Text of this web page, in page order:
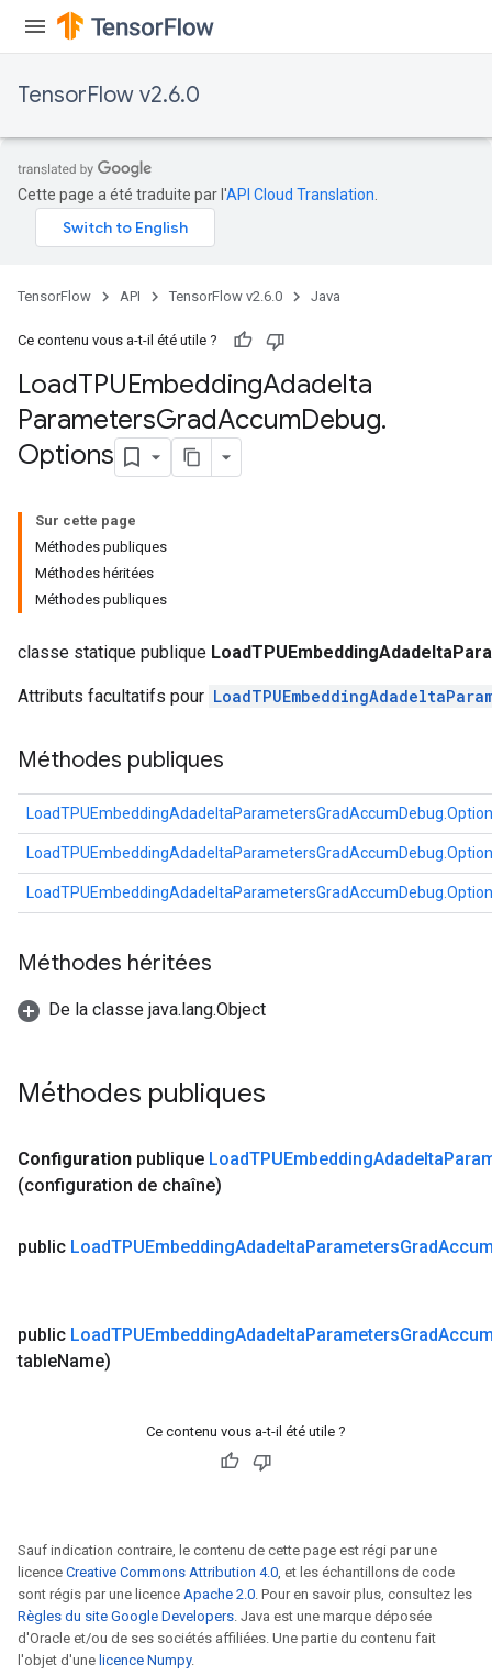
TensorFlow v2.6.0
Cette page a été traduite par l'API Cloud Translation
TensorFlow API TensorFlow v2.6.0 Java
Ce contenu vous a-t-il été utile ?
LoadTPUEmbeddingAdadelta
ParametersGradAccumDebug.
Options
Sur cette page
Méthodes publiques
Méthodes héritées
Méthodes publiques
classe statique publique
Attributs facultatifs pour
Méthodes publiques
Méthodes héritées
De la classe java.lang.Object
Méthodes publiques
Configuration publique LoadTPUEmbeddingAdadelta
(configuration de chaîne)
public LoadTPUEmbeddingAdadeltaParametersGrad
public LoadTPUEmbeddingAdadeltaParametersGrad
tableName)
Ce contenu vous a-t-il été utile ?
Sauf indication contraire, le contenu de cette page est régi par une
licence Creative Commons Attribution 4.0, et les échantillons de code
sont régis par une licence Apache 2.0. Pour en savoir plus, consultez les
Règles du site Google Developers. Java est une marque déposée
d'Oracle et/ou de ses sociétés affiliées. Une partie du contenu fait
l'objet d'une licence Numpy.